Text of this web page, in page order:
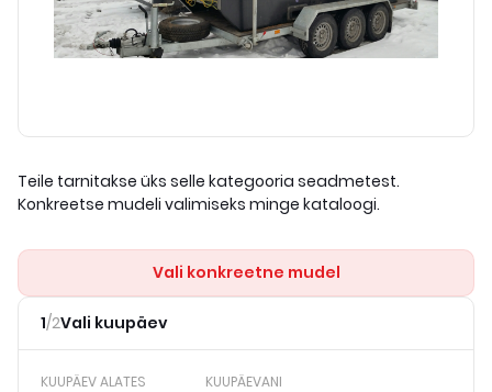
Teile tarnitakse üks selle kategooria seadmetest.
Konkreetse mudeli valimiseks minge kataloogi.
Vali konkreetne mudel
1/2Vali kuupäev
KUUPÄEV ALATES KUUPÄEVANI